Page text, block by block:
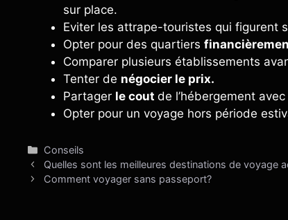
sur place.
Eviter les attrape-touristes qui figurent
Opter pour des quartiers
Comparer plusieurs établissements
Tenter de négocier le prix.
Partager le cout de l’hébergement
Opter pour un voyage hors période
Catégories
Conseils
Quelles sont les meilleures destinations de voyage
Comment voyager sans passeport?